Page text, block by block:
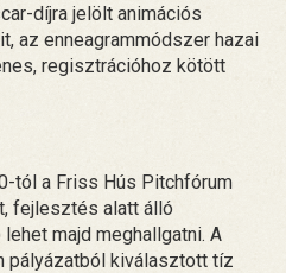
díjra jelölt animációs
az enneagrammódszer hazai
regisztrációhoz kötött
tól a Friss Hús Pitchfórum
fejlesztés alatt álló
majd meghallgatni. A
pályázatból kiválasztott tíz